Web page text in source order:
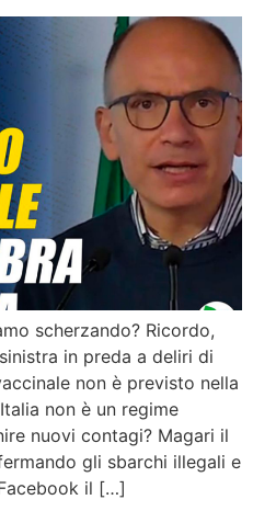
scherzando? Ricordo,
in preda a deliri di
non è previsto nella
non è un regime
nuovi contagi? Magari il
gli sbarchi illegali e
il […]